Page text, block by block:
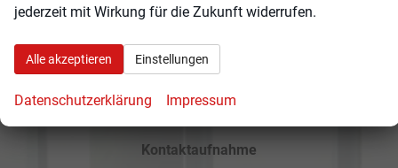
Kontaktaufnahme
jederzeit mit Wirkung für die Zukunft widerrufen.
Alle akzeptieren Einstellungen
Datenschutzerklärung Impressum